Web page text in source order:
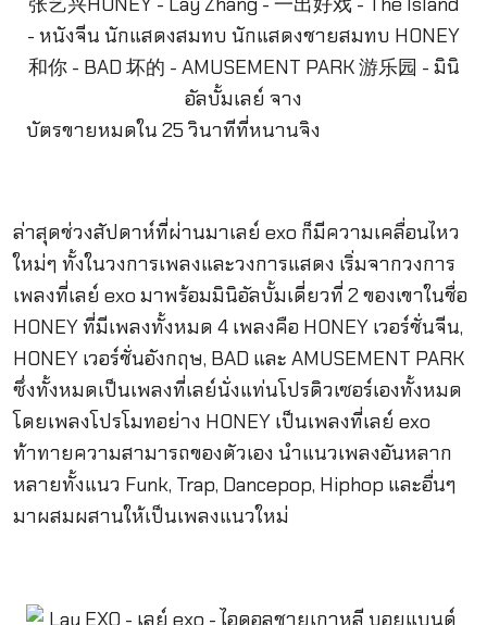
บัตรขายหมดใน 25 วินาทีที่หนานจิง
ล่าสุดช่วงสัปดาห์ที่ผ่านมาเลย์ exo ก็มีความเคลื่อนไหว
ใหม่ๆ ทั้งในวงการเพลงและวงการแสดง เริ่มจากวงการ
เพลงที่เลย์ exo มาพร้อมมินิอัลบั้มเดี่ยวที่ 2 ของเขาในชื่อ
HONEY ที่มีเพลงทั้งหมด 4 เพลงคือ HONEY เวอร์ชั่นจีน,
HONEY เวอร์ชั่นอังกฤษ, BAD และ AMUSEMENT PARK
ซึ่งทั้งหมดเป็นเพลงที่เลย์นั่งแท่นโปรดิวเซอร์เองทั้งหมด
โดยเพลงโปรโมทอย่าง HONEY เป็นเพลงที่เลย์ exo
ท้าทายความสามารถของตัวเอง นำแนวเพลงอันหลาก
หลายทั้งแนว Funk, Trap, Dancepop, Hiphop และอื่นๆ
มาผสมผสานให้เป็นเพลงแนวใหม่